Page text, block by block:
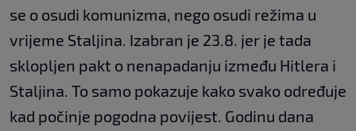
se o osudi komunizma, nego osudi režima u
vrijeme Staljina. Izabran je 23.8. jer je tada
sklopljen pakt o nenapadanju između Hitlera i
Staljina. To samo pokazuje kako svako određuje
kad počinje pogodna povijest. Godinu dana